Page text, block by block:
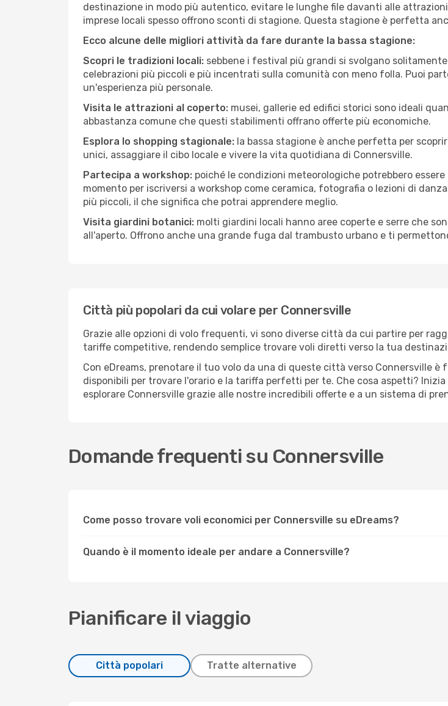
destinazione in modo più autentico, evitare le lunghe file davanti alle
imprese locali spesso offrono sconti di stagione. Questa stagione è perfetta
Ecco alcune delle migliori attività da fare durante la bassa stagione:
Scopri le tradizioni locali: sebbene i festival più grandi si svolgano
celebrazioni più piccoli e più incentrati sulla comunità con meno folla. Puoi
un'esperienza più personale.
Visita le attrazioni al coperto: musei, gallerie ed edifici storici sono ideali
abbastanza comune che questi stabilimenti offrano offerte più economiche.
Esplora lo shopping stagionale: la bassa stagione è anche perfetta per
unici, assaggiare il cibo locale e vivere la vita quotidiana di Connersville.
Partecipa a workshop: poiché le condizioni meteorologiche potrebbero
momento per iscriversi a workshop come ceramica, fotografia o lezioni di
più piccoli, il che significa che potrai apprendere meglio.
Visita giardini botanici: molti giardini locali hanno aree coperte e serre che
all'aperto. Offrono anche una grande fuga dal trambusto urbano e ti
Città più popolari da cui volare per Connersville
Grazie alle opzioni di volo frequenti, vi sono diverse città da cui partire per
tariffe competitive, rendendo semplice trovare voli diretti verso la tua
Con eDreams, prenotare il tuo volo da una di queste città verso Connersville
disponibili per trovare l'orario e la tariffa perfetti per te. Che cosa aspetti?
esplorare Connersville grazie alle nostre incredibili offerte e a un sistema di
Domande frequenti su Connersville
Come posso trovare voli economici per Connersville su eDreams?
Quando è il momento ideale per andare a Connersville?
Pianificare il viaggio
Città popolari Tratte alternative